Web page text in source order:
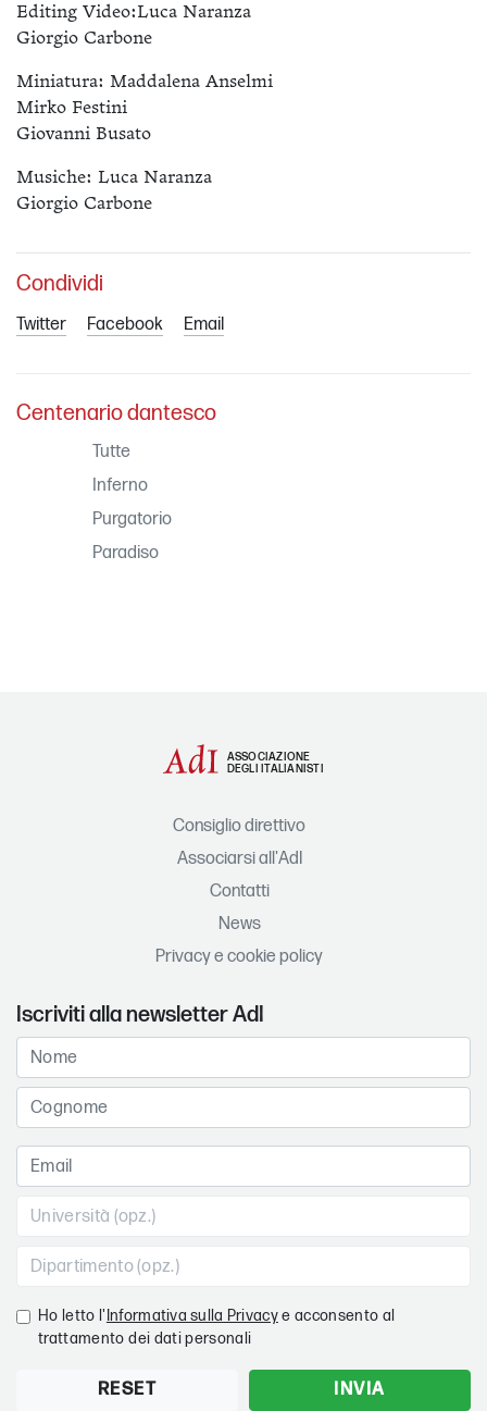
Editing Video:Luca Naranza
Giorgio Carbone
Miniatura: Maddalena Anselmi
Mirko Festini
Giovanni Busato
Musiche: Luca Naranza
Giorgio Carbone
Condividi
Twitter Facebook Email
Centenario dantesco
Tutte
Inferno
Purgatorio
Paradiso
ASSOCIAZIONE
DEGLI ITALIANISTI
Consiglio direttivo
Associarsi all'AdI
Contatti
News
Privacy e cookie policy
Iscriviti alla newsletter AdI
Ho letto l' Informativa sulla Privacye acconsento al
trattamento dei dati personali
RESET INVIA